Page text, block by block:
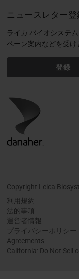
ニュースレター登
ライカ バイオシステ
ペーン案内などを受け
登録
Copyright Leica
利用規約
法的事項
運営者情報
プライバシーポリシー
Agreements
California: Do Not Sell